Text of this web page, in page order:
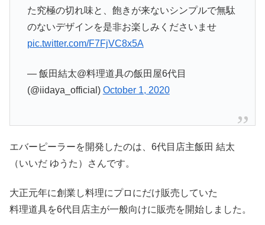
た究極の切れ味と、飽きが来ないシンプルで無駄
のないデザインを是非お楽しみくださいませ
pic.twitter.com/F7FjVC8x5A
— 飯田結太@料理道具の飯田屋6代目
(@iidaya_official) October 1, 2020
エバーピーラーを開発したのは、6代目店主飯田 結太
（いいだ ゆうた）さんです。
大正元年に創業し料理にプロにだけ販売していた
料理道具を6代目店主が一般向けに販売を開始しました。